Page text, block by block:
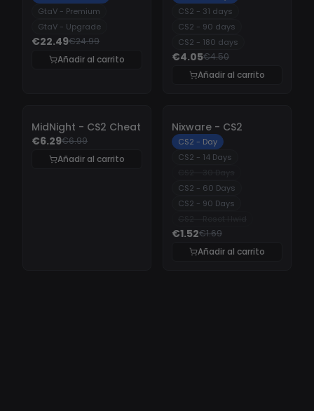
GtaV - Premium
GtaV - Upgrade
€22.49€24.99
Añadir al carrito
CS2 - 31 days
CS2 - 90 days
CS2 - 180 days
€4.05€4.50
Añadir al carrito
- 10%
MidNight - CS2 Cheat
€6.29€6.99
Añadir al carrito
-
Nixware - CS2
CS2 - Day
CS2 - 14 Days
CS2 - 60 Days
CS2 - 90 Days
€1.52€1.69
Añadir al carrito